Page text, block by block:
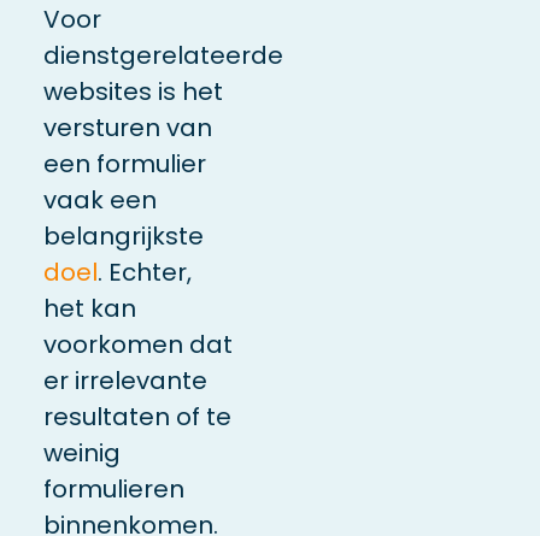
Voor
dienstgerelateerde
websites is het
versturen van
een formulier
vaak een
belangrijkste
doel. Echter,
het kan
voorkomen dat
er irrelevante
resultaten of te
weinig
formulieren
binnenkomen.